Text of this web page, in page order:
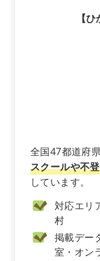
【
全国47都道府
スクールや不
しています。
対応エリ
村
掲載デー
室・オン